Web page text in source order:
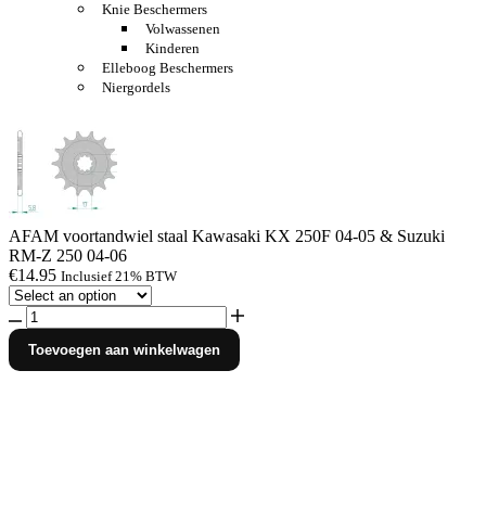
Knie Beschermers
Volwassenen
Kinderen
Elleboog Beschermers
Niergordels
AFAM voortandwiel staal Kawasaki KX 250F 04-05 & Suzuki
RM-Z 250 04-06
€14.95 Inclusief 21% BTW
AFAM
voortandwiel
staal
Kawasaki
Toevoegen aan winkelwagen